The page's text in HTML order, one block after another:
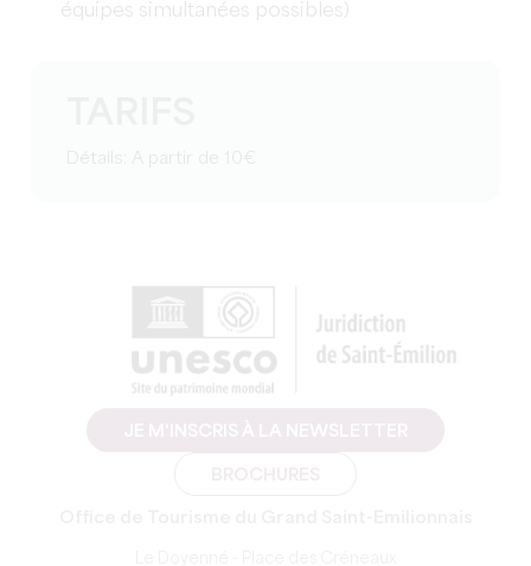
équipes simultanées possibles)